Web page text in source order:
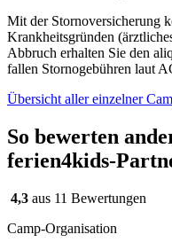
Mit der Stornoversicherung
Krankheitsgründen
Abbruch erhalten Sie den
fallen Stornogebühren laut
Übersicht aller einzelner
So bewerten
ferien4kids-
4,3 aus 11 Bewertungen
Camp-Organisation